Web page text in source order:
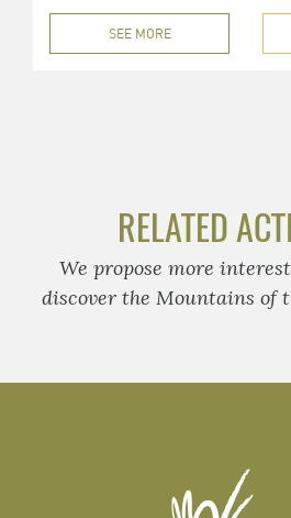
SEE MORE
RELATED
We propose more
discover the Mountains of